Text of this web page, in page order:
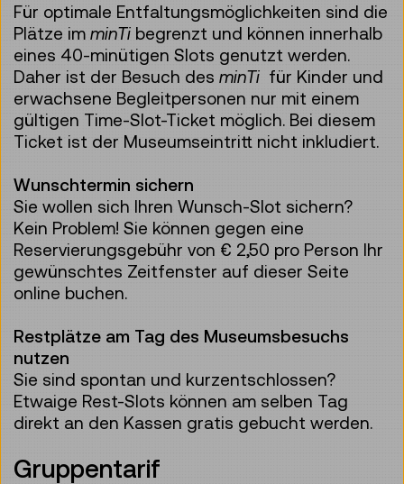
Für optimale Entfaltungsmöglichkeiten sind die
Plätze im minTi begrenzt und können innerhalb
eines 40-minütigen Slots genutzt werden.
Daher ist der Besuch des minTi für Kinder und
erwachsene Begleitpersonen nur mit einem
gültigen Time-Slot-Ticket möglich. Bei diesem
Ticket ist der Museumseintritt nicht inkludiert.
Wunschtermin sichern
Sie wollen sich Ihren Wunsch-Slot sichern?
Kein Problem! Sie können gegen eine
Reservierungsgebühr von € 2,50 pro Person Ihr
gewünschtes Zeitfenster auf dieser Seite
online buchen.
Restplätze am Tag des Museumsbesuchs
nutzen
Sie sind spontan und kurzentschlossen?
Etwaige Rest-Slots können am selben Tag
direkt an den Kassen gratis gebucht werden.
Gruppentarif